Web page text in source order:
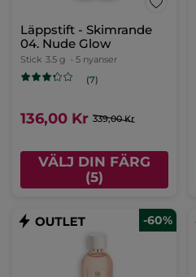
Läppstift - Skimrande
04. Nude Glow
Stick 3.5 g - 5 nyanser
(7)
136,00 Kr 339,00 Kr
VÄLJ DIN FÄRG
(5)
-60%